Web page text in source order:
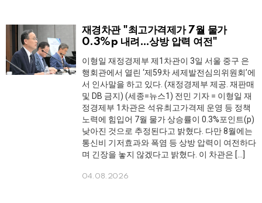
재경차관 "최고가격제가 7월 물가
0.3%p 내려…상방 압력 여전"
이형일 재정경제부 제1차관이 3일 서울 중구 은
행회관에서 열린 ‘제59차 세제발전심의위원회’에
서 인사말을 하고 있다. (재정경제부 제공. 재판매
및 DB 금지) (세종=뉴스1) 전민 기자 = 이형일 재
정경제부 1차관은 석유최고가격제 운영 등 정책
노력에 힘입어 7월 물가 상승률이 0.3%포인트(p)
낮아진 것으로 추정된다고 밝혔다. 다만 8월에는
통신비 기저효과와 폭염 등 상방 압력이 여전하다
며 긴장을 놓지 않겠다고 밝혔다. 이 차관은 […]
04.08.2026